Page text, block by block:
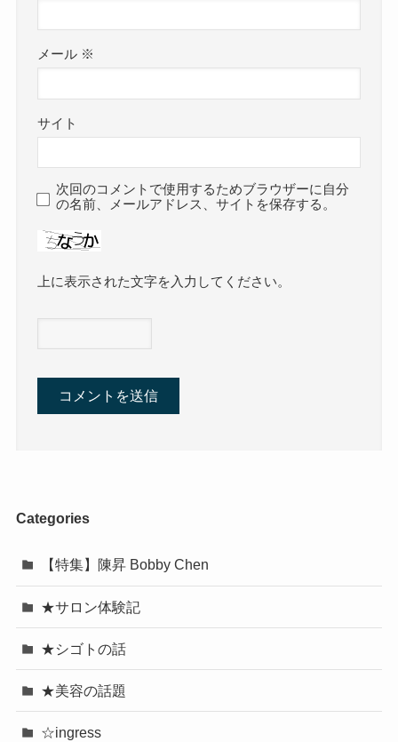
メール ※
サイト
次回のコメントで使用するためブラウザーに自分
の名前、メールアドレス、サイトを保存する。
上に表示された文字を入力してください。
Categories
【特集】陳昇 Bobby Chen
★サロン体験記
★シゴトの話
★美容の話題
☆ingress